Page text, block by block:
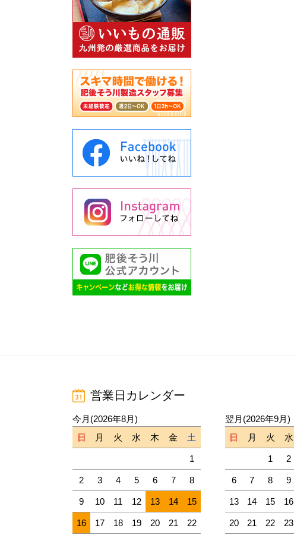
営業日カレンダー
今月(2026年8月)
日
月 火 水 木 金 土
1
2 3 4 5 6 7 8
9 10 11 12 13 14 15
16 17 18 19 20 21 22
翌月(2026年9月)
日
月 火 水
1 2
6 7 8 9
13 14 15 16
20 21 22 23